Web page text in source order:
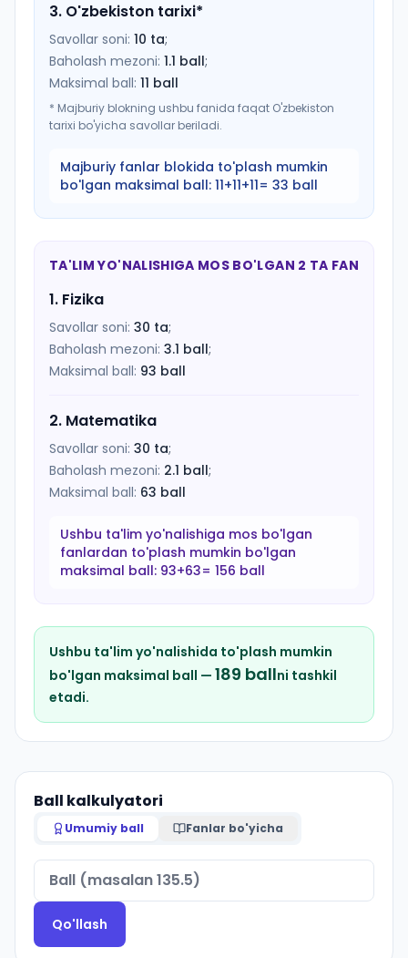
3. O'zbekiston tarixi*
Savollar soni: 10 ta;
Baholash mezoni: 1.1 ball;
Maksimal ball: 11 ball
* Majburiy blokning ushbu fanida faqat O'zbekiston
tarixi bo'yicha savollar beriladi.
Majburiy fanlar blokida to'plash mumkin
bo'lgan maksimal ball: 11+11+11= 33 ball
TA'LIM YO'NALISHIGA MOS BO'LGAN 2 TA FAN
1. Fizika
Savollar soni: 30 ta;
Baholash mezoni: 3.1 ball;
Maksimal ball: 93 ball
2. Matematika
Savollar soni: 30 ta;
Baholash mezoni: 2.1 ball;
Maksimal ball: 63 ball
Ushbu ta'lim yo'nalishiga mos bo'lgan
fanlardan to'plash mumkin bo'lgan
maksimal ball: 93+63= 156 ball
Ushbu ta'lim yo'nalishida to'plash mumkin
bo'lgan maksimal ball — 189 ballni tashkil
etadi.
Ball kalkulyatori
Umumiy ball Fanlar bo'yicha
Qo'llash